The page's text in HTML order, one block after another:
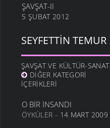
ŞAVŞAT-II
5 ŞUBAT 2012
25 OCAK 2012
METINE
17 OCAK 2012
HALA OĞLU
NE OLUR OĞUL
20 ARALIK 2011
SEYFETTIN TEMUR
ŞAVŞAT VE KÜLTÜR-SANAT
DIĞER KATEGORI
İÇERIKLERI
O BIR İNSANDI
ÖYKÜLER - 14 MART 2009